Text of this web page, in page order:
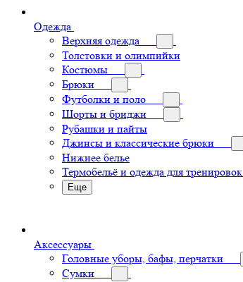
Одежда
Верхняя одежда
Толстовки и олимпийки
Костюмы
Брюки
Футболки и поло
Шорты и бриджи
Рубашки и пайты
Джинсы и классические брюки
Нижнее белье
Термобельё и одежда для тренировок
Еще
Аксессуары
Головные уборы, бафы, перчатки
Сумки